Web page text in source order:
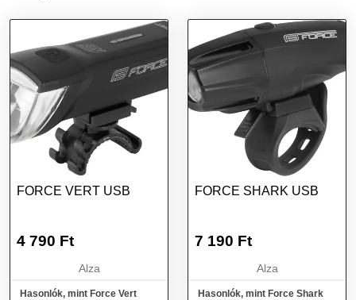
FORCE VERT USB
4 790 Ft
Alza
Hasonlók, mint Force Vert
FORCE SHARK USB
7 190 Ft
Alza
Hasonlók, mint Force Shark